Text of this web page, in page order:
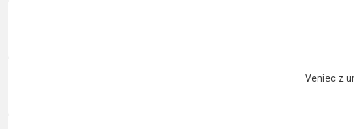
Veniec z